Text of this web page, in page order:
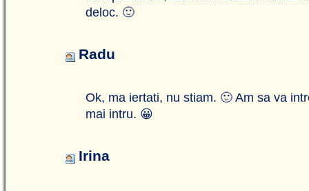
deloc. 🙂
Radu
Ok, ma iertati, nu stiam. 🙂 Am sa va
mai intru. 😀
Irina